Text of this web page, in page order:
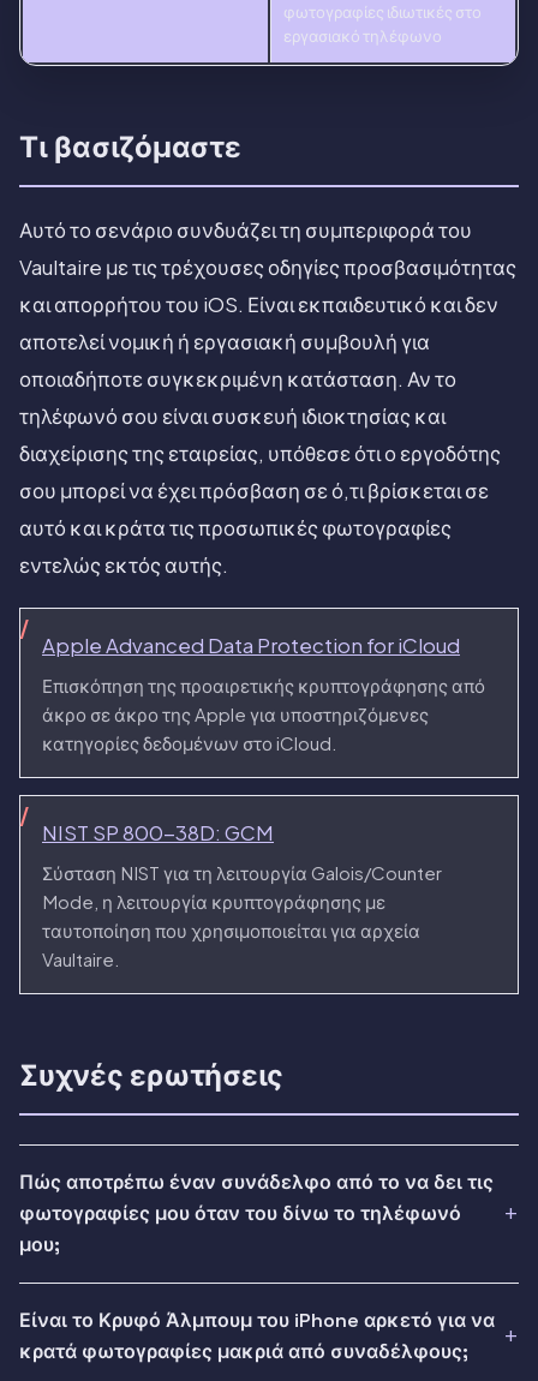
φωτογραφίες ιδιωτικές στο
εργασιακό τηλέφωνο
Τι βασιζόμαστε
Αυτό το σενάριο συνδυάζει τη συμπεριφορά του
Vaultaire με τις τρέχουσες οδηγίες προσβασιμότητας
και απορρήτου του iOS. Είναι εκπαιδευτικό και δεν
αποτελεί νομική ή εργασιακή συμβουλή για
οποιαδήποτε συγκεκριμένη κατάσταση. Αν το
τηλέφωνό σου είναι συσκευή ιδιοκτησίας και
διαχείρισης της εταιρείας, υπόθεσε ότι ο εργοδότης
σου μπορεί να έχει πρόσβαση σε ό,τι βρίσκεται σε
αυτό και κράτα τις προσωπικές φωτογραφίες
εντελώς εκτός αυτής.
Apple Advanced Data Protection for iCloud
Επισκόπηση της προαιρετικής κρυπτογράφησης από
άκρο σε άκρο της Apple για υποστηριζόμενες
κατηγορίες δεδομένων στο iCloud.
NIST SP 800-38D: GCM
Σύσταση NIST για τη λειτουργία Galois/Counter
Mode, η λειτουργία κρυπτογράφησης με
ταυτοποίηση που χρησιμοποιείται για αρχεία
Vaultaire.
Συχνές ερωτήσεις
Πώς αποτρέπω έναν συνάδελφο από το να δει τις
φωτογραφίες μου όταν του δίνω το τηλέφωνό
μου;
Είναι το Κρυφό Άλμπουμ του iPhone αρκετό για να
κρατά φωτογραφίες μακριά από συναδέλφους;